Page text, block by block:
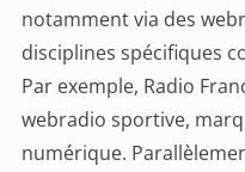
notamment via des
disciplines spécifiques
Par exemple, Radio
webradio sportive,
numérique.